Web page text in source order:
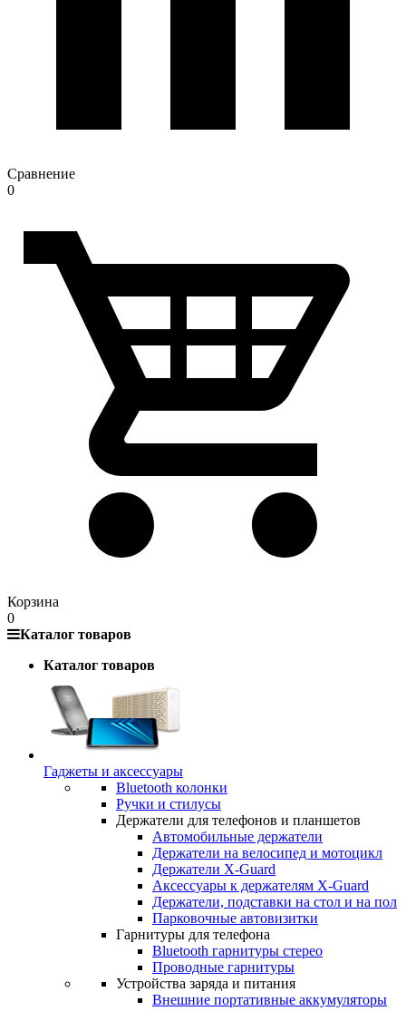
Сравнение
0
Корзина
0
Каталог товаров
Каталог товаров
Гаджеты и аксессуары
Bluetooth колонки
Ручки и стилусы
Держатели для телефонов и планшетов
Автомобильные держатели
Держатели на велосипед и мотоцикл
Держатели X-Guard
Аксессуары к держателям X-Guard
Держатели, подставки на стол и на пол
Парковочные автовизитки
Гарнитуры для телефона
Bluetooth гарнитуры стерео
Проводные гарнитуры
Устройства заряда и питания
Внешние портативные аккумуляторы